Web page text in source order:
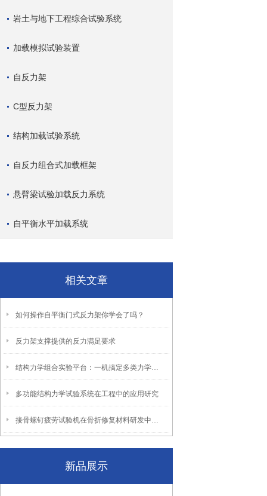
岩土与地下工程综合试验系统
加载模拟试验装置
自反力架
C型反力架
结构加载试验系统
自反力组合式加载框架
悬臂梁试验加载反力系统
自平衡水平加载系统
相关文章
如何操作自平衡门式反力架你学会了吗？
反力架支撑提供的反力满足要求
结构力学组合实验平台：一机搞定多类力学试验
多功能结构力学试验系统在工程中的应用研究
接骨螺钉疲劳试验机在骨折修复材料研发中的作用与意义
新品展示